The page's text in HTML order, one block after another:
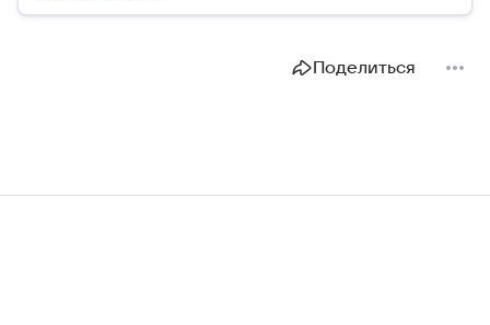
Поделиться